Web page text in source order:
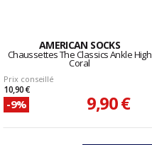
AMERICAN SOCKS
Chaussettes The Classics Ankle High
Coral
Prix conseillé
10,90 €
-9% 9,90 €